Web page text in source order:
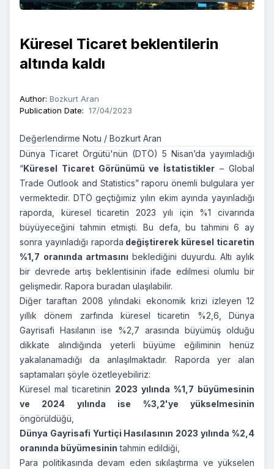
Küresel Ticaret beklentilerin
altında kaldı
Author: Bozkurt Aran
Publication Date: 17/04/2023
Değerlendirme Notu / Bozkurt Aran
Dünya Ticaret Örgütü'nün (DTÖ) 5 Nisan’da yayımladığı
“Küresel Ticaret Görünümü ve İstatistikler – Global
Trade Outlook and Statistics” raporu önemli bulgulara yer
vermektedir. DTÖ geçtiğimiz yılın ekim ayında yayınladığı
raporda, küresel ticaretin 2023 yılı için %1 civarında
büyüyeceğini tahmin etmişti. Bu defa, bu tahmini 6 ay
sonra yayınladığı raporda değiştirerek küresel ticaretin
%1,7 oranında artmasını beklediğini duyurdu. Altı aylık
bir devrede artış beklentisinin ifade edilmesi olumlu bir
gelişmedir. Rapora buradan ulaşılabilir.
Diğer taraftan 2008 yılındaki ekonomik krizi izleyen 12
yıllık dönem zarfında küresel ticaretin %2,6, Dünya
Gayrisafi Hasılanın ise %2,7 arasında büyümüş olduğu
dikkate alındığında yeterli büyüme eğiliminin henüz
yakalanamadığı da anlaşılmaktadır. Raporda yer alan
saptamaları şöyle özetleyebiliriz:
Küresel mal ticaretinin 2023 yılında %1,7 büyümesinin
ve 2024 yılında ise %3,2'ye yükselmesinin
öngörüldüğü,
Dünya Gayrisafi Yurtiçi Hasılasının 2023 yılında %2,4
oranında büyümesinin tahmin edildiği,
Para politikasında devam eden sıkılaştırma ve yükselen